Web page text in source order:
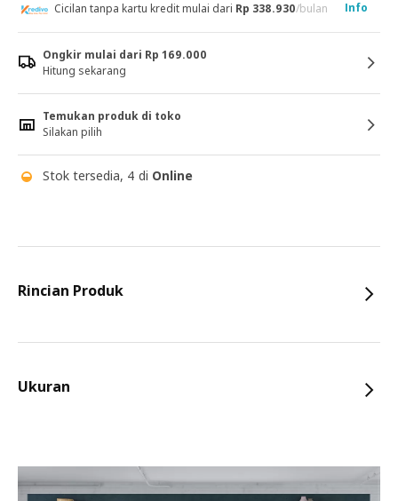
Info
Cicilan tanpa kartu kredit mulai dari Rp 338.930/bulan
Ongkir mulai dari Rp 169.000
Hitung sekarang
Temukan produk di toko
Silakan pilih
Stok tersedia, 4 di Online
Rincian Produk
Ukuran